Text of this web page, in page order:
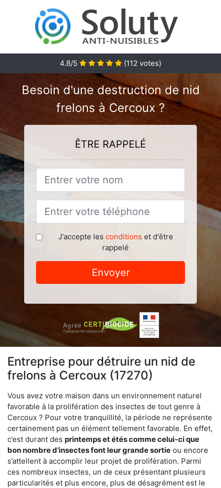
4.8/5 (112 votes)
Besoin d'une destruction de nid
frelons à Cercoux ?
ÊTRE RAPPELÉ
J'accepte les conditions et d'être
rappelé
Envoyer
Entreprise pour détruire un nid de
frelons à Cercoux (17270)
Vous avez votre maison dans un environnement naturel
favorable à la prolifération des insectes de tout genre à
Cercoux ? Pour votre tranquillité, la période ne représente
certainement pas un élément tellement favorable. En effet,
c’est durant des printemps et étés comme celui-ci que
bon nombre d’insectes font leur grande sortie ou encore
s’attellent à accomplir leur projet de prolifération. Parmi
ces nombreux insectes, un de ceux présentant plusieurs
particularités et plus encore, plus de désagrément est le